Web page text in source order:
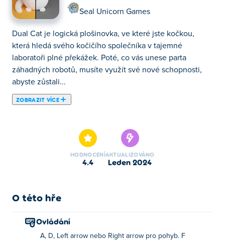
Seal Unicorn Games
Dual Cat je logická plošinovka, ve které jste kočkou,
která hledá svého kočičího společníka v tajemné
laboratoři plné překážek. Poté, co vás unese parta
záhadných robotů, musíte využít své nové schopnosti,
abyste zůstali...
ZOBRAZIT VÍCE
laboratoři plné překážek. Poté, co vás unese parta
záhadných robotů, musíte využít své nové schopnosti,
abyste zůstali naživu a unikli z nebezpečného zařízení,
sebrat ryby. Máte moc hrát mrtvého velmi efektivně.
neporazitelní, kdykoli se ocitnete v nebezpečné situaci –
útočící nepřátelé vámi jen projdou, jako byste byli
HODNOCENÍ
4.4
AKTUALIZOVÁNO
leden 2024
O této hře
Ovládání
A, D, Left arrow nebo Right arrow pro pohyb. F